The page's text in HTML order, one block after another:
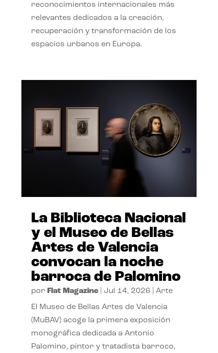
reconocimientos internacionales más
relevantes dedicados a la creación,
recuperación y transformación de los
espacios urbanos en Europa.
La Biblioteca Nacional
y el Museo de Bellas
Artes de Valencia
convocan la noche
barroca de Palomino
por Flat Magazine| Jul 14, 2026 Arte
El Museo de Bellas Artes de Valencia
(MuBAV) acoge la primera exposición
monográfica dedicada a Antonio
Palomino, pintor y tratadista barroco,